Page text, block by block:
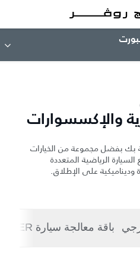
والإكسسوارات
بفضل مجموعة من الخيارات
الرياضية المتعددة
وديناميكية على الإطلاق.
باقة معالجة سيارة STORMER